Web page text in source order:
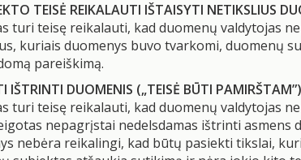
TEISĖ REIKALAUTI IŠTAISYTI NETIKSLIUS
turi teisę reikalauti, kad duomenų valdytojas
kuriais duomenys buvo tvarkomi, duomenų
pareiškimą.
IŠTRINTI DUOMENIS („TEISĖ BŪTI
turi teisę reikalauti, kad duomenų valdytojas
nepagrįstai nedelsdamas ištrinti asmens
nebėra reikalingi, kad būtų pasiekti tikslai,